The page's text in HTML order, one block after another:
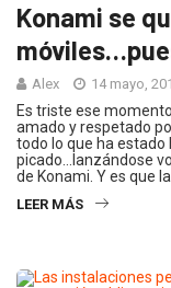
Konami se
Alex 14 mayo,
Es triste ese
amado y respetado
todo lo que ha estado
picado…lanzándose
de Konami. Y es que
LEER MÁS